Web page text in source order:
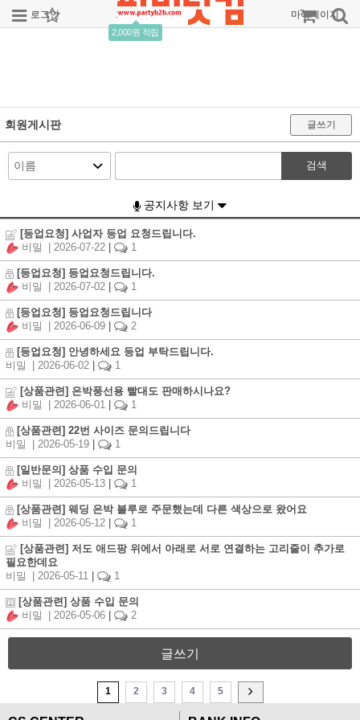
로그인 회원가입
2,000원 적립
주문조회 마이페이지
회원게시판 글쓰기
검색
공지사항 보기
[등업요청] 사업자 등업 요청드립니다.
비밀
| 2026-07-22 1
[등업요청] 등업요청드립니다.
비밀
| 2026-07-02 1
[등업요청] 등업요청드립니다
비밀
| 2026-06-09 2
[등업요청] 안녕하세요 등업 부탁드립니다.
비밀
| 2026-06-02 1
[상품관련] 은박풍선용 빨대도 판매하시나요?
비밀
| 2026-06-01 1
[상품관련] 22번 사이즈 문의드립니다
비밀
| 2026-05-19 1
[일반문의] 상품 수입 문의
비밀
| 2026-05-13 1
[상품관련] 웨딩 은박 블루로 주문했는데 다른 색상으로 왔어요
비밀
| 2026-05-12 1
[상품관련] 저도 애드팡 위에서 아래로 서로 연결하는 고리줄이 추가로
필요한데요
비밀
| 2026-05-11 1
[상품관련] 상품 수입 문의
비밀
| 2026-05-06 2
글쓰기
1 2 3 4 5